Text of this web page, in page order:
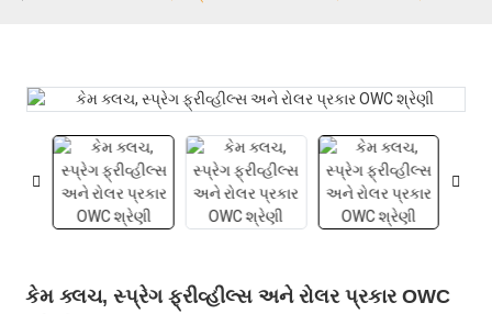
કેમ ક્લચ, સ્પ્રેગ ફ્રીવ્હીલ્સ અને રોલર પ્રકાર OWC